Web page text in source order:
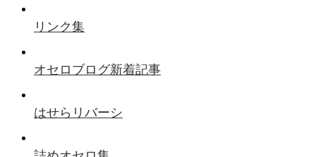
リンク集
オセロブログ新着記事
はせらリバーシ